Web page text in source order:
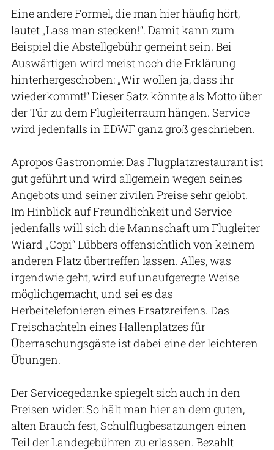
Eine andere Formel, die man hier häufig hört,
lautet „Lass man stecken!“. Damit kann zum
Beispiel die Abstellgebühr gemeint sein. Bei
Auswärtigen wird meist noch die Erklärung
hinterhergeschoben: „Wir wollen ja, dass ihr
wiederkommt!“ Dieser Satz könnte als Motto über
der Tür zu dem Flugleiterraum hängen. Service
wird jedenfalls in EDWF ganz groß geschrieben.
Apropos Gastronomie: Das Flugplatzrestaurant ist
gut geführt und wird allgemein wegen seines
Angebots und seiner zivilen Preise sehr gelobt.
Im Hinblick auf Freundlichkeit und Service
jedenfalls will sich die Mannschaft um Flugleiter
Wiard „Copi“ Lübbers offensichtlich von keinem
anderen Platz übertreffen lassen. Alles, was
irgendwie geht, wird auf unaufgeregte Weise
möglichgemacht, und sei es das
Herbeitelefonieren eines Ersatzreifens. Das
Freischachteln eines Hallenplatzes für
Überraschungsgäste ist dabei eine der leichteren
Übungen.
Der Servicegedanke spiegelt sich auch in den
Preisen wider: So hält man hier an dem guten,
alten Brauch fest, Schulflugbesatzungen einen
Teil der Landegebühren zu erlassen. Bezahlt